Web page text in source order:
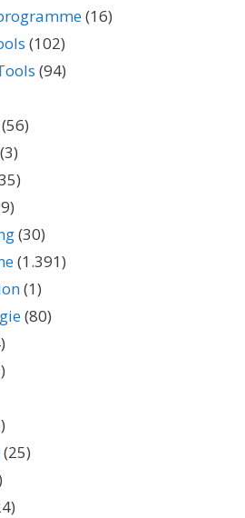
(16)
(102)
(94)
(56)
(3)
(30)
(1.391)
(1)
(80)
(25)